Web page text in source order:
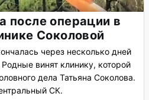
операции в
Соколовой
через несколько дней
винят клинику, которой
дела Татьяна Соколова.
СК.